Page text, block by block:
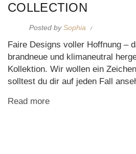
COLLECTION
Posted bySophia
Faire Designs voller Hoffnung –
brandneue und klimaneutral
Kollektion. Wir wollen ein
solltest du dir auf jeden Fall
Read more